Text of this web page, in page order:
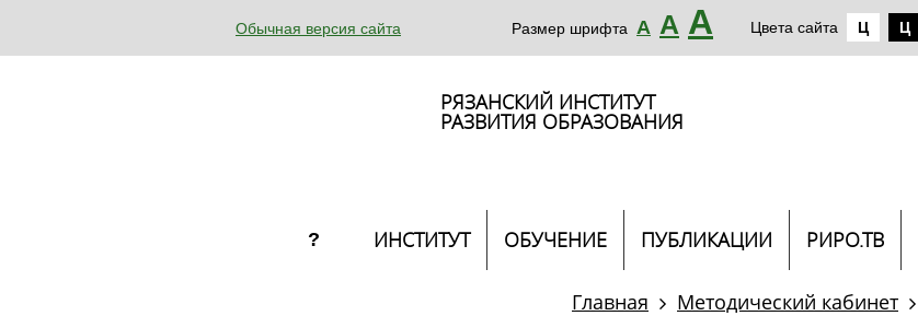
Обычная версия сайта Размер шрифта А А А Цвета сайта Ц Ц
РЯЗАНСКИЙ ИНСТИТУТ
РАЗВИТИЯ ОБРАЗОВАНИЯ
? ИНСТИТУТ ОБУЧЕНИЕ ПУБЛИКАЦИИ РИРО.ТВ
Главная Методический кабинет